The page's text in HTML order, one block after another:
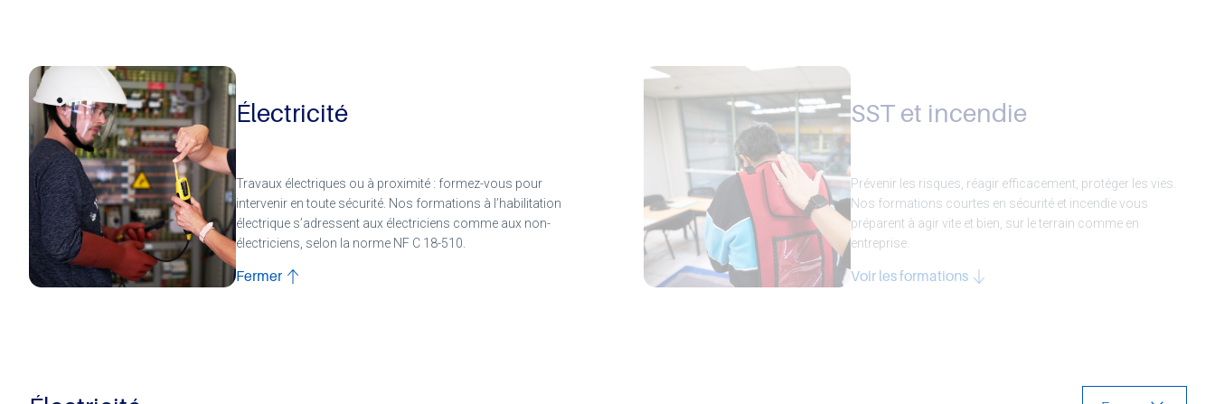
Électricité
Travaux électriques ou à proximité : formez-vous pour
intervenir en toute sécurité. Nos formations à l’habilitation
électrique s’adressent aux électriciens comme aux non-
électriciens, selon la norme NF C 18-510.
Fermer
SST et incendie
Prévenir les risques, réagir efficacement, protéger les vies.
Nos formations courtes en sécurité et incendie vous
préparent à agir vite et bien, sur le terrain comme en
entreprise.
Voir les formations